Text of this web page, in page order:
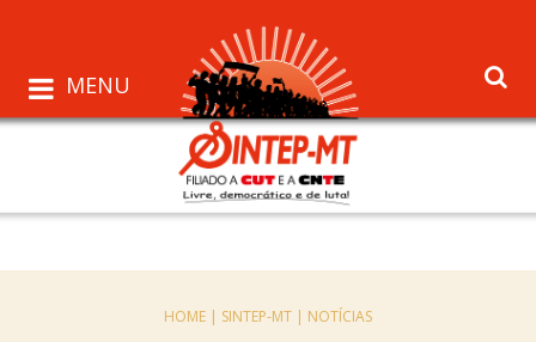
MENU
HOME | SINTEP-MT | NOTÍCIAS